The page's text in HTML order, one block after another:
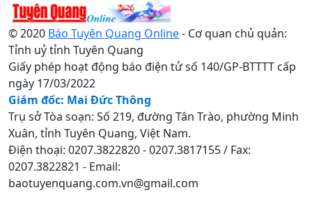
© 2020 Báo Tuyên Quang Online- Cơ quan chủ quản:
Tỉnh uỷ tỉnh Tuyên Quang
Giấy phép hoạt động báo điện tử số 140/GP-BTTTT cấp
ngày 17/03/2022
Giám đốc: Mai Đức Thông
Trụ sở Tòa soạn: Số 219, đường Tân Trào, phường Minh
Xuân, tỉnh Tuyên Quang, Việt Nam.
Điện thoại: 0207.3822820 - 0207.3817155 / Fax:
0207.3822821 - Email:
baotuyenquang.com.vn@gmail.com